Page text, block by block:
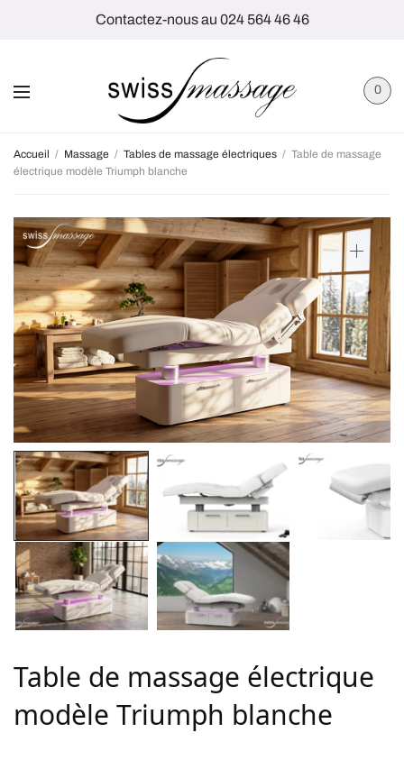
Contactez-nous au 024 564 46 46
0
Accueil / Massage / Tables de massage électriques / Table de massage
électrique modèle Triumph blanche
Table de massage électrique
modèle Triumph blanche